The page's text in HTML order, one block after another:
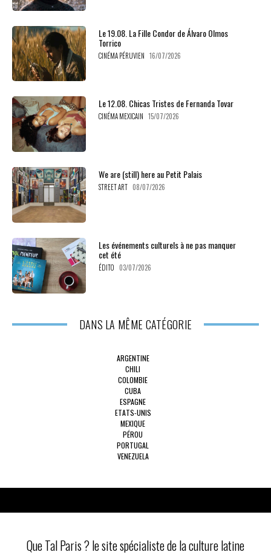
Le 19.08. La Fille Condor de Álvaro Olmos
Torrico
CINÉMA PÉRUVIEN 16/07/2026
Le 12.08. Chicas Tristes de Fernanda Tovar
CINÉMA MEXICAIN 15/07/2026
We are (still) here au Petit Palais
STREET ART 08/07/2026
Les événements culturels à ne pas manquer
cet été
ÉDITO 03/07/2026
DANS LA MÊME CATÉGORIE
ARGENTINE
CHILI
COLOMBIE
CUBA
ESPAGNE
ETATS-UNIS
MEXIQUE
PÉROU
PORTUGAL
VENEZUELA
Que Tal Paris ? le site spécialiste de la culture latine